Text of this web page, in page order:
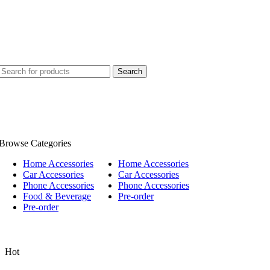
Search
Categories
Home Accessories
Car Accessories
Phone Accessories
Food & Beverage
Pre-order
Home Accessories
Car Accessories
Phone Accessories
Pre-order
Hot